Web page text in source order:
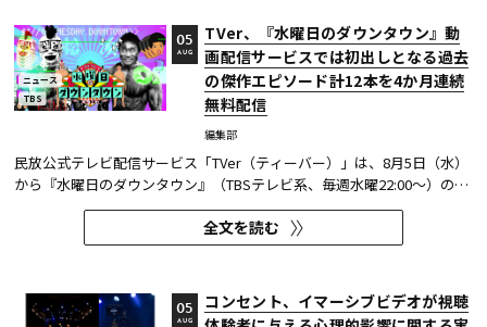
ニュース
TBS
TVer、『水曜日のダウンタウン』動
画配信サービスでは初出しとなる過去
の傑作エピソード計12本を4か月連続
無料配信
編集部
05
AUG
民放公式テレビ配信サービス「TVer（ティーバー）」は、8月5日（水）
から『水曜日のダウンタウン』（TBSテレビ系、毎週水曜22:00～）の過
去に放送された傑作エピソード計12本を4か月にわたり配信する。本エ
ピソードが動画配信サービスで配信されるのは今回が初めてとなる。
TVerはすべて無料で見放題となっている。 『水曜日のダウンタウン...
全文を読む
コンセント、イマーシブビデオが視聴
05
AUG